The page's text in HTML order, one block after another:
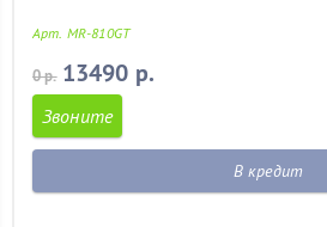
Арт. MR-810GT
0 р. 13490 р.
Звоните
В кредит